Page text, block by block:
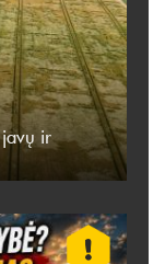
ir